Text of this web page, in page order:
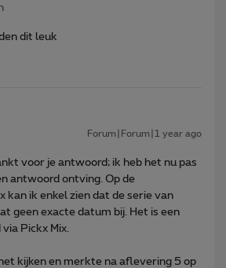
dit leuk
Forum|Forum|1 year ago
voor je antwoord; ik heb het nu pas
antwoord ontving. Op de
ik enkel zien dat de serie van
geen exacte datum bij. Het is een
Pickx Mix.
kijken en merkte na aflevering 5 op